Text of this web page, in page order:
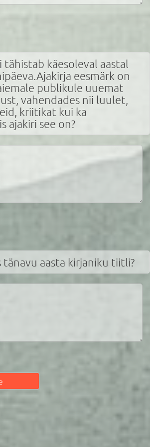
tähistab käesoleval aastal
eesmärk on
publikule uuemat
vahendades nii luulet,
kriitikat kui ka
ajakiri see on?
tänavu aasta kirjaniku tiitli?